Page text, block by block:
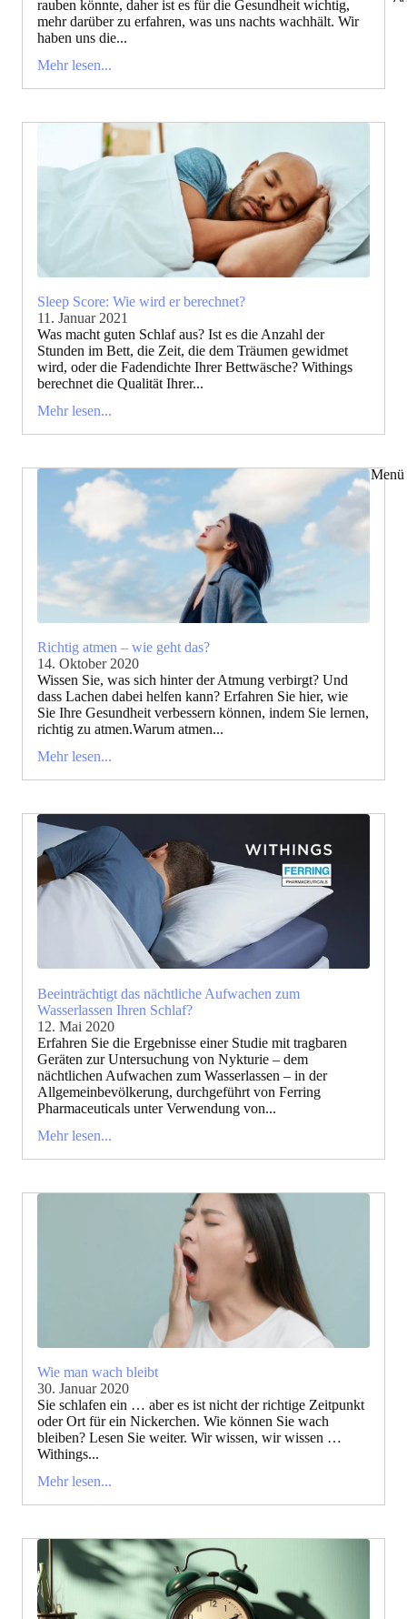
Menü
rauben könnte, daher ist es für die Gesundheit wichtig,
mehr darüber zu erfahren, was uns nachts wachhält. Wir
haben uns die...
Mehr lesen...
Sleep Score: Wie wird er berechnet?
11. Januar 2021
Was macht guten Schlaf aus? Ist es die Anzahl der
Stunden im Bett, die Zeit, die dem Träumen gewidmet
wird, oder die Fadendichte Ihrer Bettwäsche? Withings
berechnet die Qualität Ihrer...
Mehr lesen...
Richtig atmen – wie geht das?
14. Oktober 2020
Wissen Sie, was sich hinter der Atmung verbirgt? Und
dass Lachen dabei helfen kann? Erfahren Sie hier, wie
Sie Ihre Gesundheit verbessern können, indem Sie lernen,
richtig zu atmen.Warum atmen...
Mehr lesen...
Beeinträchtigt das nächtliche Aufwachen zum
Wasserlassen Ihren Schlaf?
12. Mai 2020
Erfahren Sie die Ergebnisse einer Studie mit tragbaren
Geräten zur Untersuchung von Nykturie – dem
nächtlichen Aufwachen zum Wasserlassen – in der
Allgemeinbevölkerung, durchgeführt von Ferring
Pharmaceuticals unter Verwendung von...
Mehr lesen...
Wie man wach bleibt
30. Januar 2020
Sie schlafen ein … aber es ist nicht der richtige Zeitpunkt
oder Ort für ein Nickerchen. Wie können Sie wach
bleiben? Lesen Sie weiter. Wir wissen, wir wissen …
Withings...
Mehr lesen...